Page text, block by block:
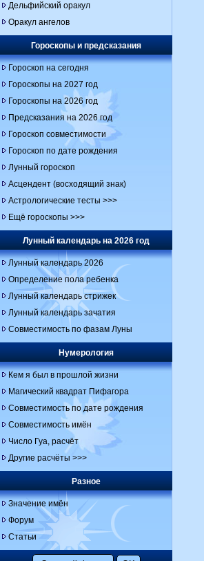
Дельфийский оракул
Оракул ангелов
Гороскопы и предсказания
Гороскоп на сегодня
Гороскопы на 2027 год
Гороскопы на 2026 год
Предсказания на 2026 год
Гороскоп совместимости
Гороскоп по дате рождения
Лунный гороскоп
Асцендент (восходящий знак)
Астрологические тесты >>>
Ещё гороскопы >>>
Лунный календарь на 2026 год
Лунный календарь 2026
Определение пола ребенка
Лунный календарь стрижек
Лунный календарь зачатия
Совместимость по фазам Луны
Нумерология
Кем я был в прошлой жизни
Магический квадрат Пифагора
Совместимость по дате рождения
Совместимость имён
Число Гуа, расчёт
Другие расчёты >>>
Разное
Значение имён
Форум
Статьи